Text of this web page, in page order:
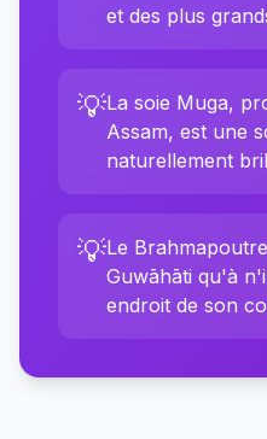
et des plus
💡La soie Muga,
Assam, est une
naturellement
💡Le
Guwāhāti qu'à
endroit de son